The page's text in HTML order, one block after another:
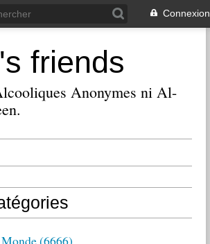
Connexion
friends
Anonymes ni Al-
(6666)